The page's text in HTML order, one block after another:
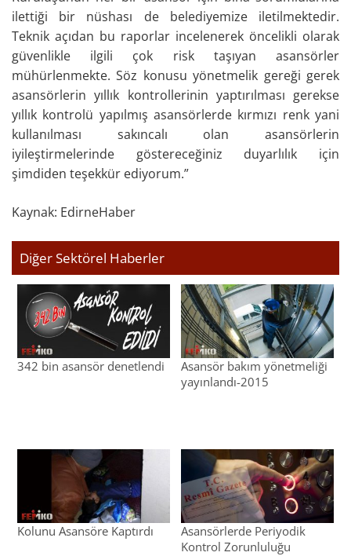
ilettiği bir nüshası de belediyemize iletilmektedir.
Teknik açıdan bu raporlar incelenerek öncelikli olarak
güvenlikle ilgili çok risk taşıyan asansörler
mühürlenmekte. Söz konusu yönetmelik gereği gerek
asansörlerin yıllık kontrollerinin yaptırılması gerekse
yıllık kontrolü yapılmış asansörlerde kırmızı renk yani
kullanılması sakıncalı olan asansörlerin
iyileştirmelerinde göstereceğiniz duyarlılık için
şimdiden teşekkür ediyorum.”
Kaynak: EdirneHaber
Diğer Sektörel Haberler
342 bin asansör denetlendi
Asansör bakım yönetmeliği
yayınlandı-2015
Kolunu Asansöre Kaptırdı
Asansörlerde Periyodik
Kontrol Zorunluluğu